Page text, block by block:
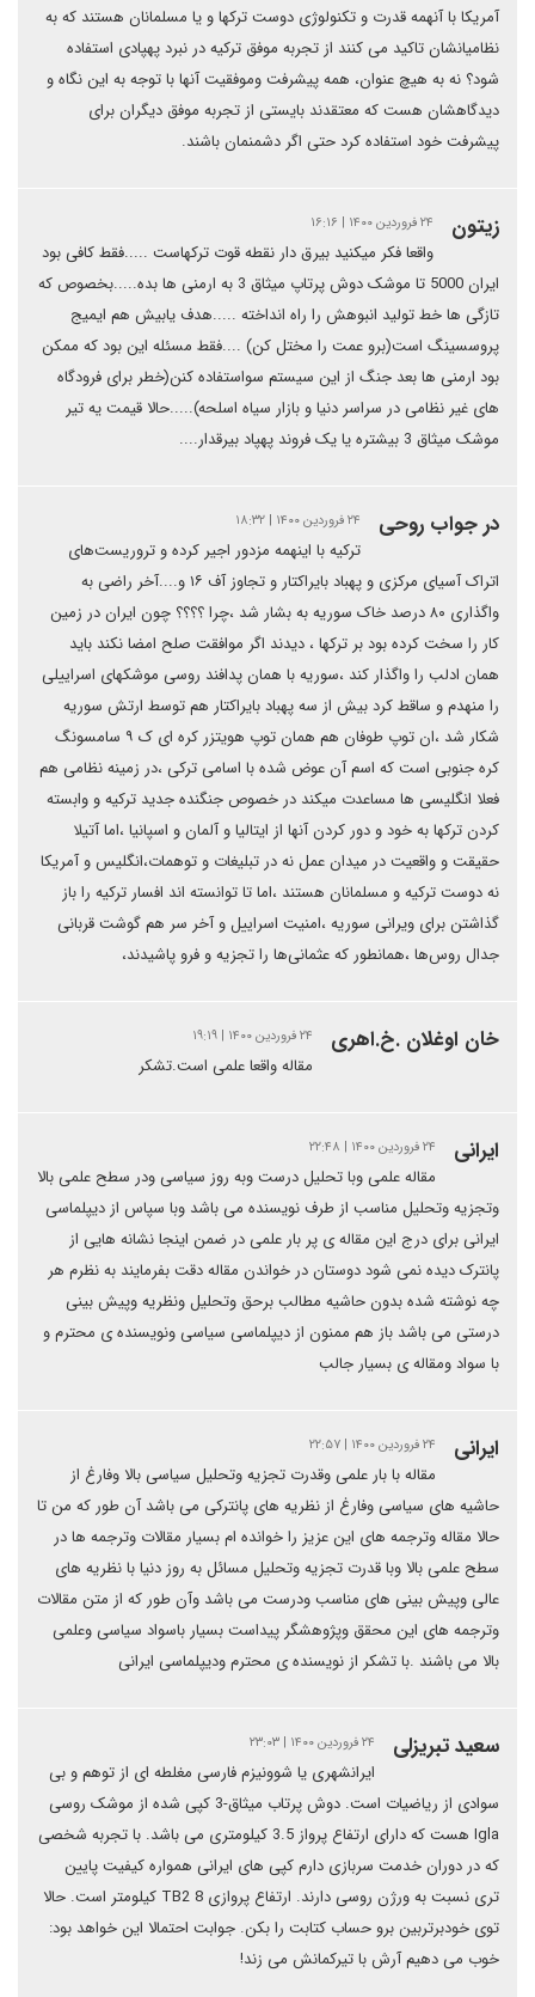
آمریکا با آنهمه قدرت و تکنولوژی دوست ترکها و یا مسلمانان هستند که به
نظامیانشان تاکید می کنند از تجربه موفق ترکیه در نبرد پهپادی استفاده
شود؟ نه به هیچ عنوان، همه پیشرفت وموفقیت آنها با توجه به این نگاه و
دیدگاهشان هست که معتقدند بایستی از تجربه موفق دیگران برای
پیشرفت خود استفاده کرد حتی اگر دشمنمان باشند.
زیتون ۲۴ فروردین ۱۴۰۰ | ۱۶:۱۶
واقعا فکر میکنید بیرق دار نقطه قوت ترکهاست .....فقط کافی بود
ایران 5000 تا موشک دوش پرتاپ میثاق 3 به ارمنی ها بده.....بخصوص که
تازگی ها خط تولید انبوهش را راه انداخته .....هدف یابیش هم ایمیج
پروسسینگ است(برو عمت را مختل کن) ....فقط مسئله این بود که ممکن
بود ارمنی ها بعد جنگ از این سیستم سواستفاده کنن(خطر برای فرودگاه
های غیر نظامی در سراسر دنیا و بازار سیاه اسلحه).....حالا قیمت یه تیر
موشک میثاق 3 بیشتره یا یک فروند پهپاد بیرقدار....
در جواب روحی ۲۴ فروردین ۱۴۰۰ | ۱۸:۳۲
ترکیه با اینهمه مزدور اجیر کرده و تروریست‌های
اتراک آسیای مرکزی و پهباد بایراکتار و تجاوز آف ۱۶ و....آخر راضی به
واگذاری ۸۰ درصد خاک سوریه به بشار شد ،چرا ؟؟؟؟ چون ایران در زمین
کار را سخت کرده بود بر ترکها ، دیدند اگر موافقت صلح امضا نکند باید
همان ادلب را واگذار کند ،سوریه با همان پدافند روسی موشکهای اسراییلی
را منهدم و ساقط کرد بیش از سه پهباد بایراکتار هم توسط ارتش سوریه
شکار شد ،ان توپ طوفان هم همان توپ هویتزر کره ای ک ۹ سامسونگ
کره جنوبی است که اسم آن عوض شده با اسامی ترکی ،در زمینه نظامی هم
فعلا انگلیسی ها مساعدت میکند در خصوص جنگنده جدید ترکیه و وابسته
کردن ترکها به خود و دور کردن آنها از ایتالیا و آلمان و اسپانیا ،اما آتیلا
حقیقت و واقعیت در میدان عمل نه در تبلیغات و توهمات،انگلیس و آمریکا
نه دوست ترکیه و مسلمانان هستند ،اما تا توانسته اند افسار ترکیه را باز
گذاشتن برای ویرانی سوریه ،امنیت اسراییل و آخر سر هم گوشت قربانی
جدال روس‌ها ،همانطور که عثمانی‌ها را تجزیه و فرو پاشیدند،
خان اوغلان .خ.اهری ۲۴ فروردین ۱۴۰۰ | ۱۹:۱۹
مقاله واقعا علمی است.تشکر
ایرانی ۲۴ فروردین ۱۴۰۰ | ۲۲:۴۸
مقاله علمی وبا تحلیل درست وبه روز سیاسی ودر سطح علمی بالا
وتجزیه وتحلیل مناسب از طرف نویسنده می باشد وبا سپاس از دیپلماسی
ایرانی برای درج این مقاله ی پر بار علمی در ضمن اینجا نشانه هایی از
پانترک دیده نمی شود دوستان در خواندن مقاله دقت بفرمایند به نظرم هر
چه نوشته شده بدون حاشیه مطالب برحق وتحلیل ونظریه وپیش بینی
درستی می باشد باز هم ممنون از دیپلماسی سیاسی ونویسنده ی محترم و
با سواد ومقاله ی بسیار جالب
ایرانی ۲۴ فروردین ۱۴۰۰ | ۲۲:۵۷
مقاله با بار علمی وقدرت تجزیه وتحلیل سیاسی بالا وفارغ از
حاشیه های سیاسی وفارغ از نظریه های پانترکی می باشد آن طور که من تا
حالا مقاله وترجمه های این عزیز را خوانده ام بسیار مقالات وترجمه ها در
سطح علمی بالا وبا قدرت تجزیه وتحلیل مسائل به روز دنیا با نظریه های
عالی وپیش بینی های مناسب ودرست می باشد وآن طور که از متن مقالات
وترجمه های این محقق وپژوهشگر پیداست بسیار باسواد سیاسی وعلمی
بالا می باشند .با تشکر از نویسنده ی محترم ودیپلماسی ایرانی
سعید تبریزلی ۲۴ فروردین ۱۴۰۰ | ۲۳:۰۳
ایرانشهری یا شوونیزم فارسی مغلطه ای از توهم و بی
سوادی از ریاضیات است. دوش پرتاب میثاق-3 کپی شده از موشک روسی
Igla هست که دارای ارتفاع پرواز 3.5 کیلومتری می باشد. با تجربه شخصی
که در دوران خدمت سربازی دارم کپی های ایرانی همواره کیفیت پایین
تری نسبت به ورژن روسی دارند. ارتفاع پروازی TB2 8 کیلومتر است. حالا
توی خودبرتربین برو حساب کتابت را بکن. جوابت احتمالا این خواهد بود:
خوب می دهیم آرش با تیرکمانش می زند!